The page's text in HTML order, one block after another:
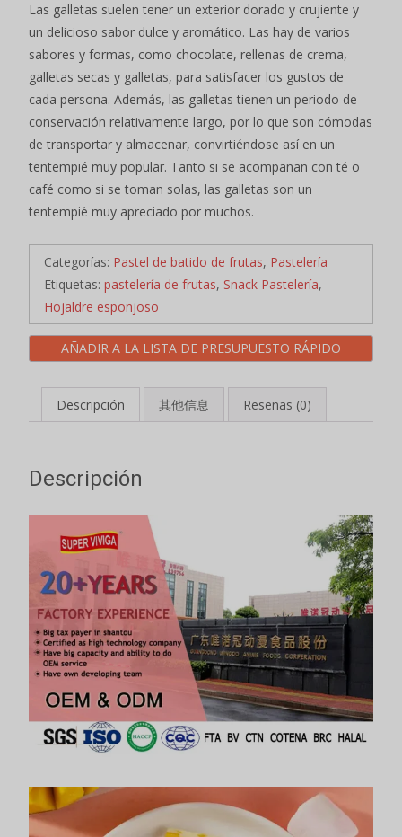
Las galletas suelen tener un exterior dorado y crujiente y
un delicioso sabor dulce y aromático. Las hay de varios
sabores y formas, como chocolate, rellenas de crema,
galletas secas y galletas, para satisfacer los gustos de
cada persona. Además, las galletas tienen un periodo de
conservación relativamente largo, por lo que son cómodas
de transportar y almacenar, convirtiéndose así en un
tentempié muy popular. Tanto si se acompañan con té o
café como si se toman solas, las galletas son un
tentempié muy apreciado por muchos.
Categorías: Pastel de batido de frutas, Pastelería
Etiquetas: pastelería de frutas, Snack Pastelería,
Hojaldre esponjoso
AÑADIR A LA LISTA DE PRESUPUESTO RÁPIDO
Descripción 其他信息 Reseñas (0)
Descripción